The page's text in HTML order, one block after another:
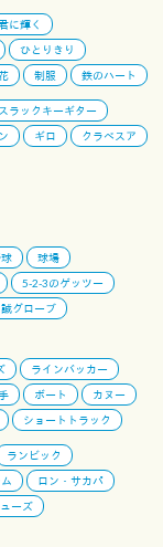
に輝く
ひとりきり
制服 鉄のハート
スラックキーギター
ギロ
クラベスア
球場
5-2-3のゲッツー
誠グローブ
ラインバッカー
ボート
カヌー
ショートトラック
ランビック
ロン・サカパ
ーズ